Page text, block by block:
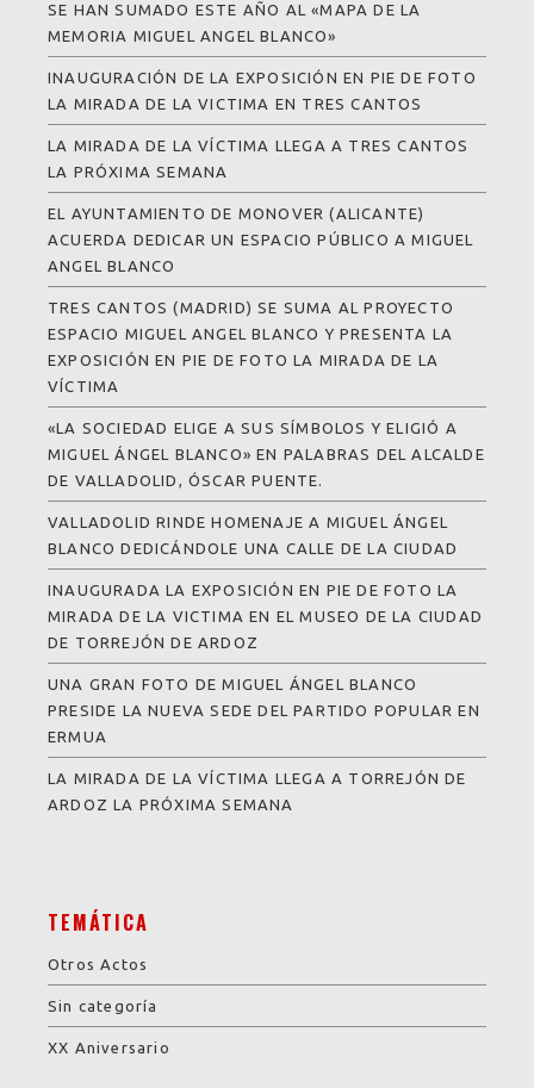
SE HAN SUMADO ESTE AÑO AL «MAPA DE LA
MEMORIA MIGUEL ANGEL BLANCO»
INAUGURACIÓN DE LA EXPOSICIÓN EN PIE DE FOTO
LA MIRADA DE LA VICTIMA EN TRES CANTOS
LA MIRADA DE LA VÍCTIMA LLEGA A TRES CANTOS
LA PRÓXIMA SEMANA
EL AYUNTAMIENTO DE MONOVER (ALICANTE)
ACUERDA DEDICAR UN ESPACIO PÚBLICO A MIGUEL
ANGEL BLANCO
TRES CANTOS (MADRID) SE SUMA AL PROYECTO
ESPACIO MIGUEL ANGEL BLANCO Y PRESENTA LA
EXPOSICIÓN EN PIE DE FOTO LA MIRADA DE LA
VÍCTIMA
«LA SOCIEDAD ELIGE A SUS SÍMBOLOS Y ELIGIÓ A
MIGUEL ÁNGEL BLANCO» EN PALABRAS DEL ALCALDE
DE VALLADOLID, ÓSCAR PUENTE.
VALLADOLID RINDE HOMENAJE A MIGUEL ÁNGEL
BLANCO DEDICÁNDOLE UNA CALLE DE LA CIUDAD
INAUGURADA LA EXPOSICIÓN EN PIE DE FOTO LA
MIRADA DE LA VICTIMA EN EL MUSEO DE LA CIUDAD
DE TORREJÓN DE ARDOZ
UNA GRAN FOTO DE MIGUEL ÁNGEL BLANCO
PRESIDE LA NUEVA SEDE DEL PARTIDO POPULAR EN
ERMUA
LA MIRADA DE LA VÍCTIMA LLEGA A TORREJÓN DE
ARDOZ LA PRÓXIMA SEMANA
TEMÁTICA
Otros Actos
Sin categoría
XX Aniversario